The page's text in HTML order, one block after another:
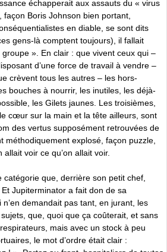
échapperait aux assauts du « virus
Boris Johnson bien portant,
en diable, se sont dits
gens-là comptent toujours), il fallait
groupe ». En clair : que vivent ceux qui –
d’une force de travail à vendre –
crèvent tous les autres – les hors-
bouches à nourrir, les inutiles, les déjà-
les Gilets jaunes. Les troisièmes,
cœur sur la main et la tête ailleurs, sont
des vertus supposément retrouvées de
méthodiquement explosé, façon puzzle,
voir ce qu’on allait voir.
catégorie que, derrière son petit chef,
Jupiterminator a fait don de sa
demandait pas tant, en jurant, les
que, quoi que ça coûterait, et sans
mais avec un stock à peu
le mot d’ordre était clair :